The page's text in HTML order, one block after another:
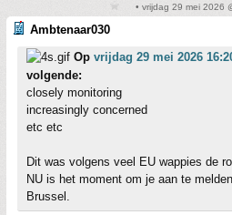
• vrijdag 29 mei 2026
Ambtenaar030
Op vrijdag 29 mei 2026
volgende:
closely monitoring
increasingly concerned
etc etc
Dit was volgens veel EU wappies de
NU is het moment om je aan te
Brussel.